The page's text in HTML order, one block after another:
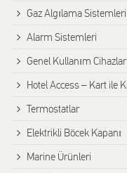
Gaz Algılama Sistemleri
Alarm Sistemleri
Genel Kullanım
Hotel Access – Kart ile
Termostatlar
Elektrikli Böcek Kapanı
Marine Ürünleri